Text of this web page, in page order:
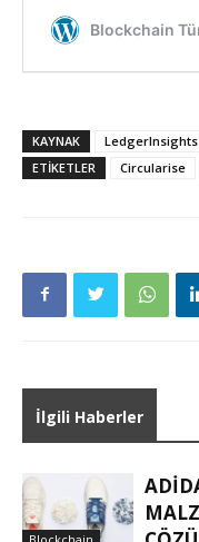
KAYNAK
LedgerInsights
ETIKETLER
Circularise
İlgili Haberler